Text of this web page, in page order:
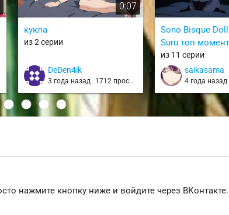
0:07
кукла
из 2 серии
DeDen4ik
3 года назад 1712 просмотров
Sono Bisque
Suru топ
из 11 серии
saikasama
4 года назад
нажмите кнопку ниже и войдите через ВКонтакте.